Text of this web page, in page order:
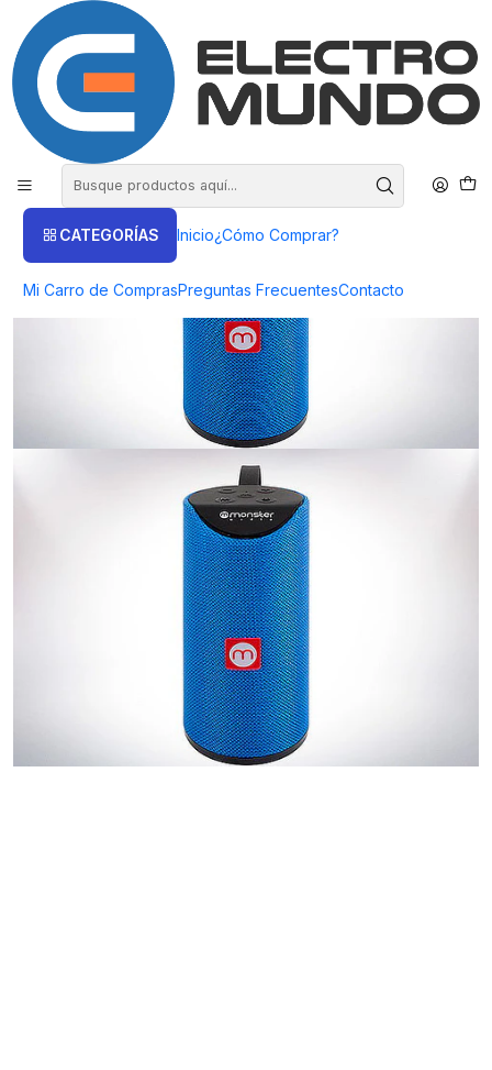
CATEGORÍAS Inicio¿Cómo Comprar?
Mi Carro de ComprasPreguntas FrecuentesContacto
COMPRA HASTA EN 3 CUOTAS SIN INTERES
Inicio Productos AUDIO Parlantes
Parlante BT Monster P450 - ElectroMundo